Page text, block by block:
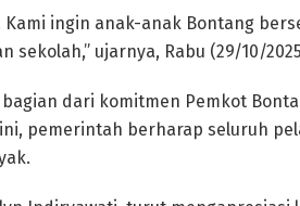
ingin anak-anak Bontang
ujarnya, Rabu (29/10/
dari komitmen Pemkot
pemerintah berharap seluruh